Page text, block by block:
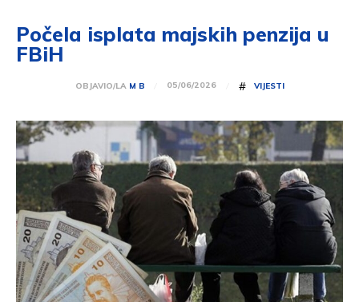
Počela isplata majskih penzija u
FBiH
OBJAVIO/LA M B 05/06/2026 # VIJESTI